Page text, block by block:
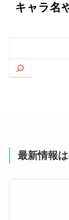
キャラ名
索
最新情報